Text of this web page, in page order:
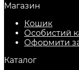
Магазин
Кошик
Особистий
Оформити
Каталог